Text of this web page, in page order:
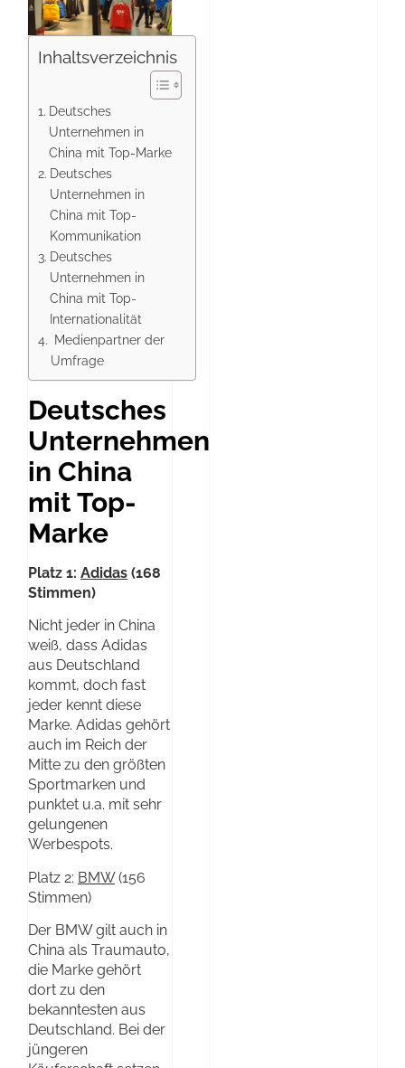
Inhaltsverzeichnis
Deutsches
Unternehmen in
China mit Top-Marke
Deutsches
Unternehmen in
China mit Top-
Kommunikation
Deutsches
Unternehmen in
China mit Top-
Internationalität
Medienpartner der
Umfrage
Deutsches
Unternehmen
in China
mit Top-
Marke
Platz 1: Adidas (168
Stimmen)
Nicht jeder in China
weiß, dass Adidas
aus Deutschland
kommt, doch fast
jeder kennt diese
Marke. Adidas gehört
auch im Reich der
Mitte zu den größten
Sportmarken und
punktet u.a. mit sehr
gelungenen
Werbespots.
Platz 2: BMW(156
Stimmen)
Der BMW gilt auch in
China als Traumauto,
die Marke gehört
dort zu den
bekanntesten aus
Deutschland. Bei der
jüngeren